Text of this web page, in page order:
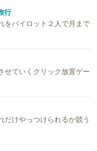
行
をパイロット２人で月まで
せていくクリック放置ゲー
だけやっつけられるか競う